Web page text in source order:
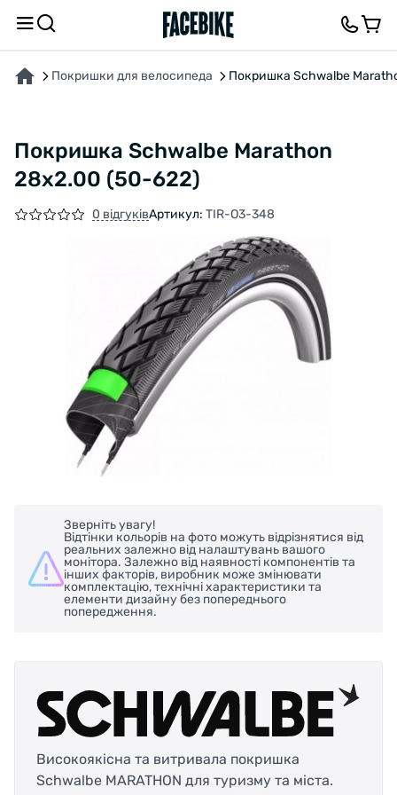
Покришки для велосипеда Покришка Schwalbe
Покришка Schwalbe Marathon
28x2.00 (50-622)
0 відгуківАртикул: TIR-O3-348
Зверніть увагу!
Відтінки кольорів на фото можуть відрізнятися від
реальних залежно від налаштувань вашого
монітора. Залежно від наявності компонентів та
інших факторів, виробник може змінювати
комплектацію, технічні характеристики та
елементи дизайну без попереднього
попередження.
Високоякісна та витривала покришка
Schwalbe MARATHON для туризму та міста.
ПРО ТОВАР ХАРАКТЕРИСТИКИОПИС ВІДГУКИ ТА ЗАПИТАННЯ